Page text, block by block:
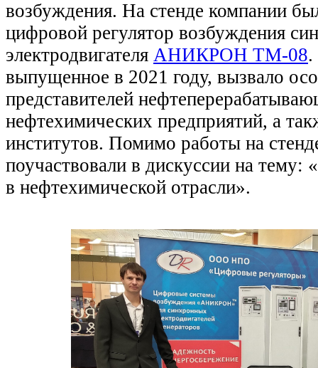
возбуждения. На стенде компании
цифровой регулятор возбуждения
электродвигателя АНИКРОН ТМ-08.
выпущенное в 2021 году, вызвало
представителей
нефтехимических предприятий, а
институтов. Помимо работы на
поучаствовали в дискуссии на
в нефтехимической отрасли».